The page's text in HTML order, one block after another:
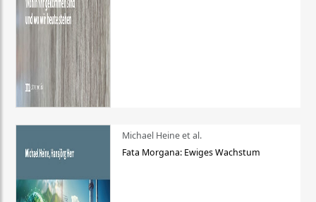
Michael Heine et al.
Fata Morgana: Ewiges Wachstum